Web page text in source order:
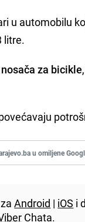
u automobilu
litre.
za bicikle
u omiljene
zaAndroid | iOS i
Chata.